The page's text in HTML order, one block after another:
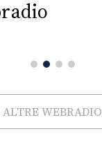
ALTRE WEBRADIO